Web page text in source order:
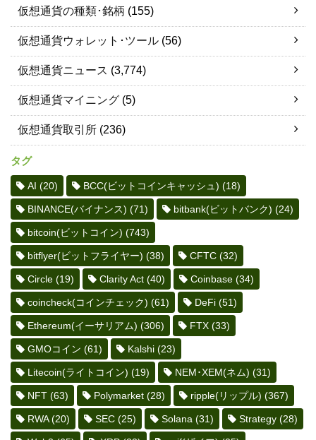
仮想通貨の種類･銘柄 (155)
仮想通貨ウォレット･ツール (56)
仮想通貨ニュース (3,774)
仮想通貨マイニング (5)
仮想通貨取引所 (236)
タグ
AI (20) BCC(ビットコインキャッシュ) (18)
BINANCE(バイナンス) (71) bitbank(ビットバンク) (24)
bitcoin(ビットコイン) (743)
bitflyer(ビットフライヤー) (38) CFTC (32)
Circle (19) Clarity Act (40) Coinbase (34)
coincheck(コインチェック) (61) DeFi (51)
Ethereum(イーサリアム) (306) FTX (33)
GMOコイン (61) Kalshi (23)
Litecoin(ライトコイン) (19) NEM･XEM(ネム) (31)
NFT (63) Polymarket (28) ripple(リップル) (367)
RWA(20) SEC (25) Solana (31) Strategy (28)